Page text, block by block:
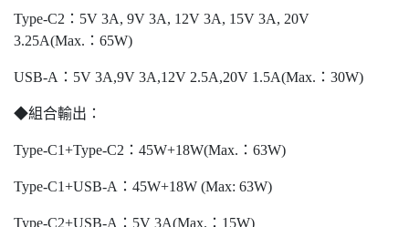
Type-C2：5V 3A, 9V 3A, 12V 3A, 15V 3A, 20V
3.25A(Max.：65W)
USB-A：5V 3A,9V 3A,12V 2.5A,20V 1.5A(Max.：30W)
◆組合輸出：
Type-C1+Type-C2：45W+18W(Max.：63W)
Type-C1+USB-A：45W+18W (Max: 63W)
Type-C2+USB-A：5V 3A(Max.：15W)